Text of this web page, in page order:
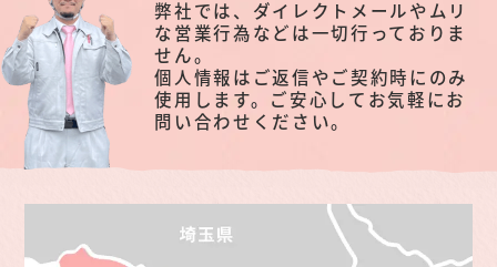
弊社では、ダイレクトメールやムリ
な営業行為などは一切行っておりま
せん。
個人情報はご返信やご契約時にのみ
使用します。ご安心してお気軽にお
問い合わせください。